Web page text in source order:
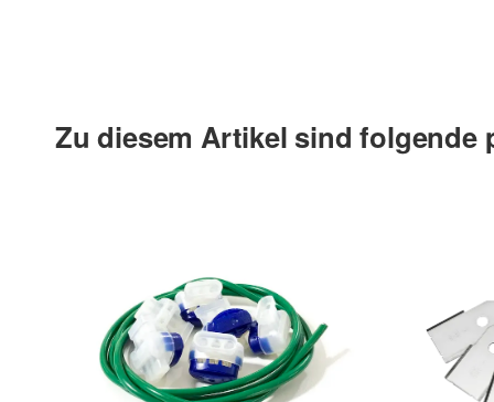
Zu diesem Artikel sind folgende